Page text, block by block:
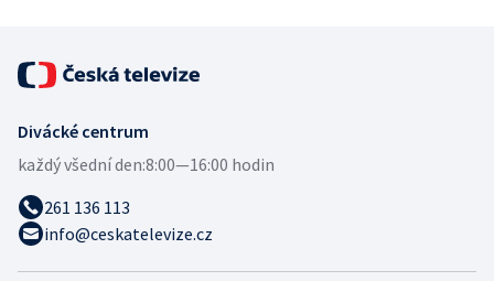
Divácké centrum
každý všední den:8:00—16:00 hodin
261 136 113
info@ceskatelevize.cz